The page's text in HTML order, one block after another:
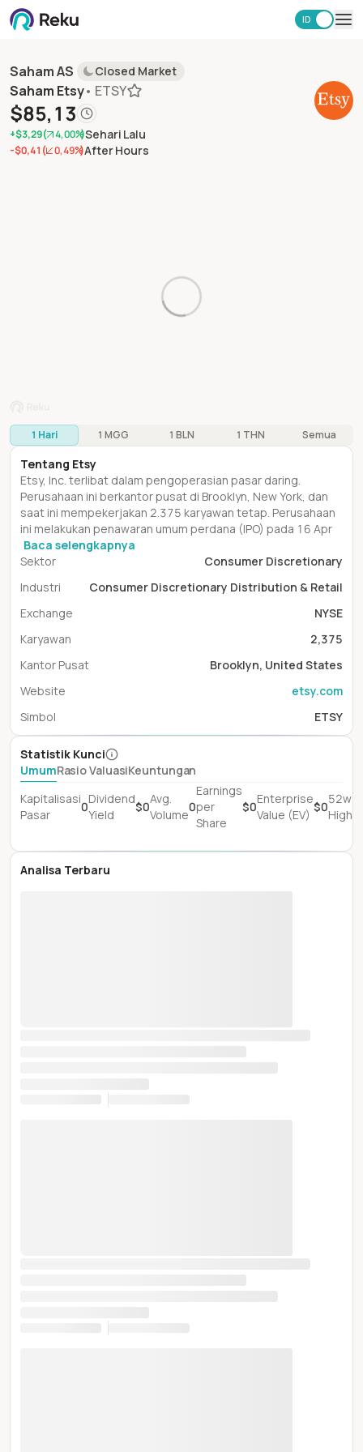
EN
ID
Market
Learning Hub
Keamanan
Biaya
Saham AS Closed Market
Saham Etsy• ETSY
$85,13
+$3,29( 4,00%)Sehari Lalu
-$0,41 ( 0,49%)After Hours
1 Hari 1 MGG 1 BLN 1 THN Semua
Tentang Etsy
Etsy, Inc. terlibat dalam pengoperasian pasar daring.
Perusahaan ini berkantor pusat di Brooklyn, New York, dan
saat ini mempekerjakan 2.375 karyawan tetap. Perusahaan
ini melakukan penawaran umum perdana (IPO) pada 16 Apr
Baca selengkapnya
Sektor
Consumer Discretionary
Industri
Consumer Discretionary Distribution & Retail
Exchange
NYSE
Karyawan
2,375
Kantor Pusat
Brooklyn, United States
Website
etsy.com
Simbol
ETSY
Statistik Kunci
UmumRasio ValuasiKeuntungan
Kapitalisasi
Pasar
0
Dividend
Yield
$0
Avg.
Volume
0
Earnings
per
Share
$0
Enterprise
Value (EV)
$0
52w
High
Analisa Terbaru